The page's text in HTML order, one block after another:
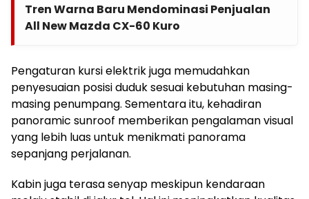
Tren Warna Baru Mendominasi Penjualan
All New Mazda CX-60 Kuro
Pengaturan kursi elektrik juga memudahkan
penyesuaian posisi duduk sesuai kebutuhan masing-
masing penumpang. Sementara itu, kehadiran
panoramic sunroof memberikan pengalaman visual
yang lebih luas untuk menikmati panorama
sepanjang perjalanan.
Kabin juga terasa senyap meskipun kendaraan